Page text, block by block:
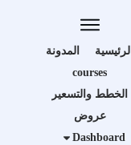
الرئيسية
المدونة
courses
الخطط والتسعير
عروض
Dashboard